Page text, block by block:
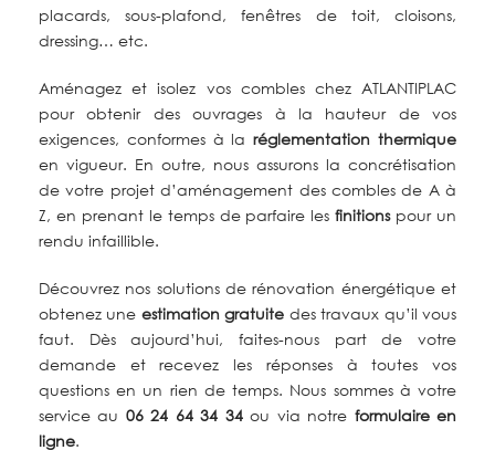
placards, sous-plafond, fenêtres de toit, cloisons,
dressing… etc.
Aménagez et isolez vos combles chez ATLANTIPLAC
pour obtenir des ouvrages à la hauteur de vos
exigences, conformes à laréglementation thermique
en vigueur. En outre, nous assurons la concrétisation
de votre projet d’aménagement des combles de A à
Z, en prenant le temps de parfaire lesfinitionspour un
rendu infaillible.
Découvrez nos solutions de rénovation énergétique et
obtenez une estimation gratuite des travaux qu’il vous
faut. Dès aujourd’hui, faites-nous part de votre
demande et recevez les réponses à toutes vos
questions en un rien de temps. Nous sommes à votre
service au 06 24 64 34 34ou via notre formulaire en
ligne.